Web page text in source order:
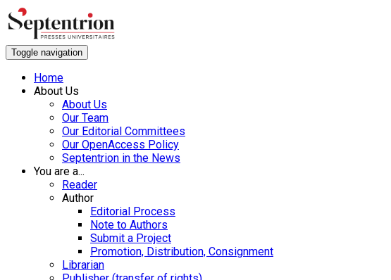
Toggle navigation
Home
About Us
About Us
Our Team
Our Editorial Committees
Our OpenAccess Policy
Septentrion in the News
You are a...
Reader
Author
Editorial Process
Note to Authors
Submit a Project
Promotion, Distribution, Consignment
Librarian